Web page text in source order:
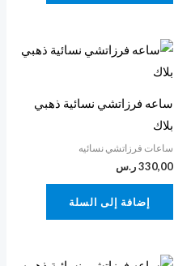
ساعه فرزاتشي نسائية ذهبي
بلاك
ساعات فرزاتشي نسائيه
330,00ر.س
إضافة إلى السلة